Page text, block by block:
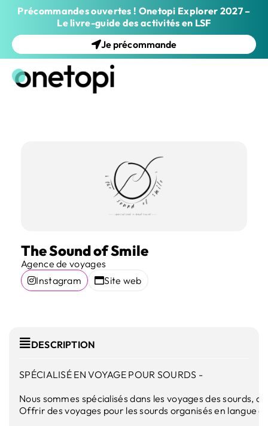
Précommandes ouvertes ! Onetopi Explorer 2027 –
Le livre-guide des activités en LSF
Je précommande
The Sound of Smile
Agence de voyages
Instagram
Site web
DESCRIPTION
SPÉCIALISÉ EN VOYAGE POUR SOURDS -
Nous sommes spécialisés dans les voyages des sourds,
Offrir des voyages pour les sourds organisés en langue